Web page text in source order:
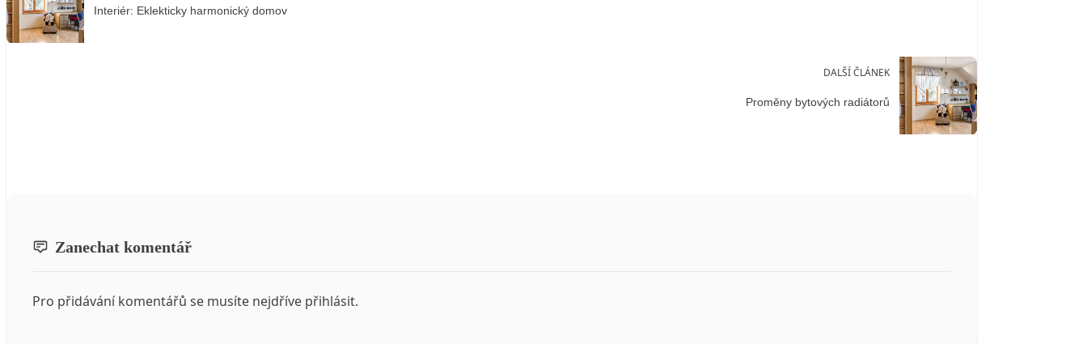
Interiér: Eklekticky harmonický domov
DALŠÍ ČLÁNEK
Proměny bytových radiátorů
Zanechat komentář
Pro přidávání komentářů se musíte nejdříve přihlásit.